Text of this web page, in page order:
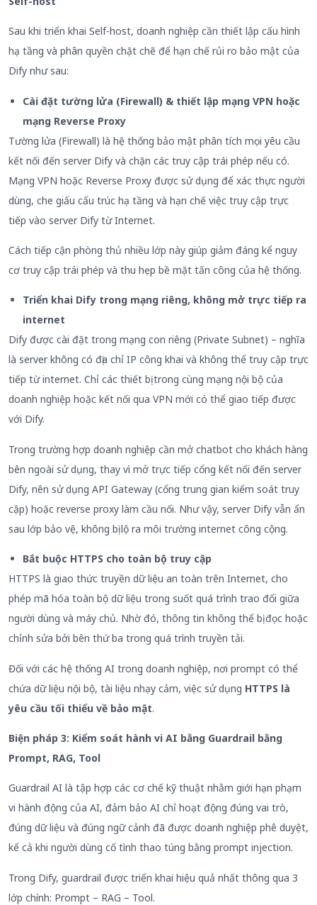
Sau khi triển khai Self-host, doanh nghiệp cần thiết lập cấu hình
hạ tầng và phân quyền chặt chẽ để hạn chế rủi ro bảo mật của
Dify như sau:
Cài đặt tường lửa (Firewall) & thiết lập mạng VPN hoặc
mạng Reverse Proxy
Tường lửa (Firewall) là hệ thống bảo mật phân tích mọi yêu cầu
kết nối đến server Dify và chặn các truy cập trái phép nếu có.
Mạng VPN hoặc Reverse Proxy được sử dụng để xác thực người
dùng, che giấu cấu trúc hạ tầng và hạn chế việc truy cập trực
tiếp vào server Dify từ Internet.
Cách tiếp cận phòng thủ nhiều lớp này giúp giảm đáng kể nguy
cơ truy cập trái phép và thu hẹp bề mặt tấn công của hệ thống.
Triển khai Dify trong mạng riêng, không mở trực tiếp ra
internet
Dify được cài đặt trong mạng con riêng (Private Subnet) – nghĩa
là server không có địa chỉ IP công khai và không thể truy cập trực
tiếp từ internet. Chỉ các thiết bị trong cùng mạng nội bộ của
doanh nghiệp hoặc kết nối qua VPN mới có thể giao tiếp được
với Dify.
Trong trường hợp doanh nghiệp cần mở chatbot cho khách hàng
bên ngoài sử dụng, thay vì mở trực tiếp cổng kết nối đến server
Dify, nên sử dụng API Gateway (cổng trung gian kiểm soát truy
cập) hoặc reverse proxy làm cầu nối. Như vậy, server Dify vẫn ẩn
sau lớp bảo vệ, không bị lộ ra môi trường internet công cộng.
Bắt buộc HTTPS cho toàn bộ truy cập
HTTPS là giao thức truyền dữ liệu an toàn trên Internet, cho
phép mã hóa toàn bộ dữ liệu trong suốt quá trình trao đổi giữa
người dùng và máy chủ. Nhờ đó, thông tin không thể bị đọc hoặc
chỉnh sửa bởi bên thứ ba trong quá trình truyền tải.
Đối với các hệ thống AI trong doanh nghiệp, nơi prompt có thể
chứa dữ liệu nội bộ, tài liệu nhạy cảm, việc sử dụng HTTPS là
yêu cầu tối thiểu về bảo mật.
Biện pháp 3: Kiểm soát hành vi AI bằng Guardrail bằng
Prompt, RAG, Tool
Guardrail AI là tập hợp các cơ chế kỹ thuật nhằm giới hạn phạm
vi hành động của AI, đảm bảo AI chỉ hoạt động đúng vai trò,
đúng dữ liệu và đúng ngữ cảnh đã được doanh nghiệp phê duyệt,
kể cả khi người dùng cố tình thao túng bằng prompt injection.
Trong Dify, guardrail được triển khai hiệu quả nhất thông qua 3
lớp chính: Prompt – RAG – Tool.